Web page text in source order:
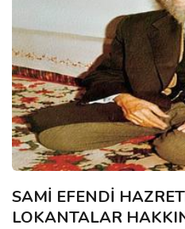
SAMİ EFENDİ
LOKANTALAR